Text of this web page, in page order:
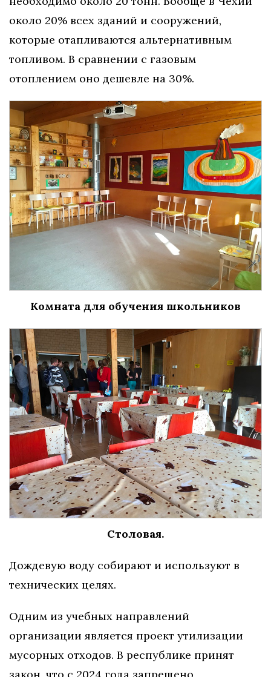
около 20% всех зданий и сооружений,
которые отапливаются альтернативным
топливом. В сравнении с газовым
отоплением оно дешевле на 30%.
Комната для обучения школьников
Столовая.
Дождевую воду собирают и используют в
технических целях.
Одним из учебных направлений
организации является проект утилизации
мусорных отходов. В республике принят